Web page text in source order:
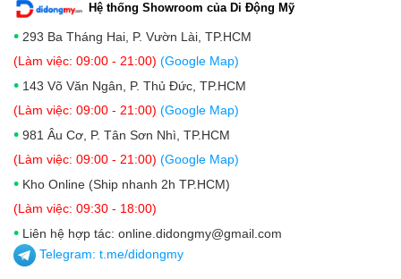
Hệ thống Showroom của Di Động Mỹ
• 293 Ba Tháng Hai, P. Vườn Lài, TP.HCM
(Làm việc: 09:00 - 21:00) (Google Map)
• 143 Võ Văn Ngân, P. Thủ Đức, TP.HCM
(Làm việc: 09:00 - 21:00) (Google Map)
• 981 Âu Cơ, P. Tân Sơn Nhì, TP.HCM
(Làm việc: 09:00 - 21:00) (Google Map)
• Kho Online (Ship nhanh 2h TP.HCM)
(Làm việc: 09:30 - 18:00)
• Liên hệ hợp tác: online.didongmy@gmail.com
Telegram: t.me/didongmy